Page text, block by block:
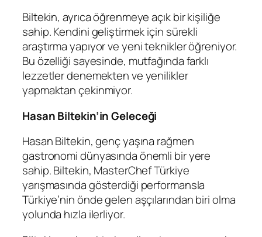
Biltekin, ayrıca öğrenmeye açık bir kişiliğe
sahip. Kendini geliştirmek için sürekli
araştırma yapıyor ve yeni teknikler öğreniyor.
Bu özelliği sayesinde, mutfağında farklı
lezzetler denemekten ve yenilikler
yapmaktan çekinmiyor.
Hasan Biltekin’in Geleceği
Hasan Biltekin, genç yaşına rağmen
gastronomi dünyasında önemli bir yere
sahip. Biltekin, MasterChef Türkiye
yarışmasında gösterdiği performansla
Türkiye’nin önde gelen aşçılarından biri olma
yolunda hızla ilerliyor.